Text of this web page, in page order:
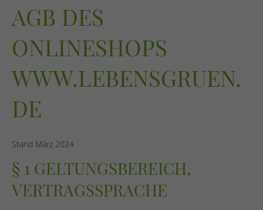
AGB DES
ONLINESHOPS
WWW.LEBENSGRUEN.
DE
Stand März 2024
§ 1 GELTUNGSBEREICH,
VERTRAGSSPRACHE